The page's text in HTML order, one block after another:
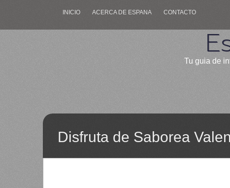
INICIO ACERCA DE ESPANA CONTACTO
Tu guia de
Disfruta de Saborea